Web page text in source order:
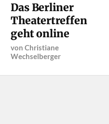
Das Berliner
Theatertreffen
geht online
vonChristiane
Wechselberger